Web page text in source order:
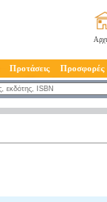
Προτάσεις Προσφορές